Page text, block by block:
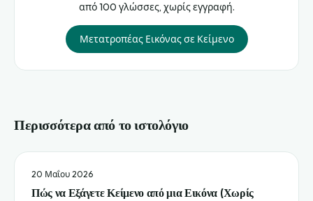
από 100 γλώσσες, χωρίς εγγραφή.
Μετατροπέας Εικόνας σε Κείμενο
Περισσότερα από το ιστολόγιο
20 Μαΐου 2026
Πώς να Εξάγετε Κείμενο από μια Εικόνα (Χωρίς